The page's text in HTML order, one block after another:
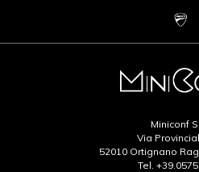
Miniconf
Via
52010 Ortignano
Tel.